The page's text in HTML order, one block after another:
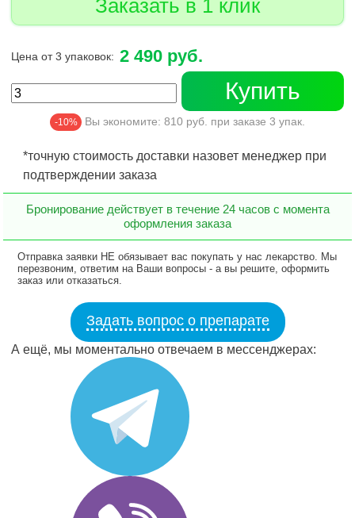
Заказать в 1 клик
Цена от 3 упаковок: 2 490 руб.
Купить
-10% Вы экономите: 810 руб. при заказе 3 упак.
*точную стоимость доставки назовет менеджер при
подтверждении заказа
Бронирование действует в течение 24 часов с момента
оформления заказа
Отправка заявки НЕ обязывает вас покупать у нас лекарство. Мы
перезвоним, ответим на Ваши вопросы - а вы решите, оформить
заказ или отказаться.
Задать вопрос о препарате
А ещё, мы моментально отвечаем в мессенджерах: